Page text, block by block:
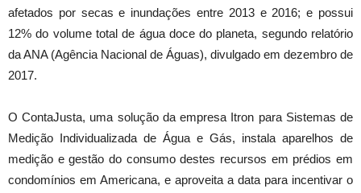
afetados por secas e inundações entre 2013 e 2016; e possui
12% do volume total de água doce do planeta, segundo relatório
da ANA (Agência Nacional de Águas), divulgado em dezembro de
2017.
O ContaJusta, uma solução da empresa Itron para Sistemas de
Medição Individualizada de Água e Gás, instala aparelhos de
medição e gestão do consumo destes recursos em prédios em
condomínios em Americana, e aproveita a data para incentivar o